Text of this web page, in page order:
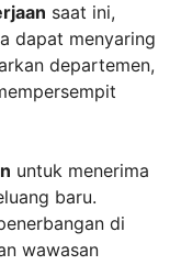
saat ini,
dapat menyaring
departemen,
untuk menerima
baru.
di
wawasan